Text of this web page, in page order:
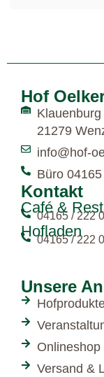
Hof
Klauenburg
21279
info@hof-
Büro
Kontakt
Café &
04165 / 222
Hofladen
04165 / 222
Unsere
Onlineshop
Versand &